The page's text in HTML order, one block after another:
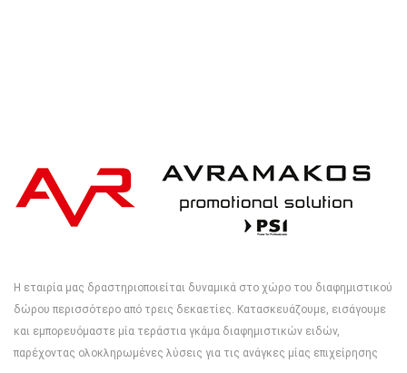
Η εταιρία μας δραστηριοποιείται δυναμικά στο χώρο του διαφημιστικού
δώρου περισσότερο από τρεις δεκαετίες. Κατασκευάζουμε, εισάγουμε
και εμπορευόμαστε μία τεράστια γκάμα διαφημιστικών ειδών,
παρέχοντας ολοκληρωμένες λύσεις για τις ανάγκες μίας επιχείρησης